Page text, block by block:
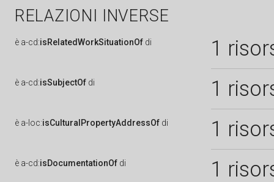
RELAZIONI INVERSE
è a-cd:isRelatedWorkSituationOf di 1
è a-cd:isSubjectOf di 1
è a-loc:isCulturalPropertyAddressOf di 1
è a-cd:isDocumentationOf di 1